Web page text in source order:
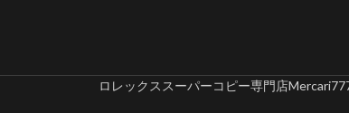
ロレックススーパーコピー専門店